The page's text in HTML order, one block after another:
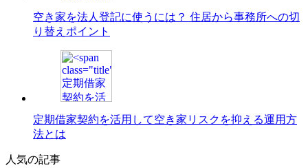
空き家を法人登記に使うには？ 住居から事務所への切
り替えポイント
定期借家契約を活用して空き家リスクを抑える運用方
法とは
人気の記事